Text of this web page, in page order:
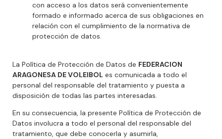
con acceso a los datos será convenientemente
formado e informado acerca de sus obligaciones en
relación con el cumplimiento de la normativa de
protección de datos.
La Política de Protección de Datos de FEDERACION
ARAGONESA DE VOLEIBOL es comunicada a todo el
personal del responsable del tratamiento y puesta a
disposición de todas las partes interesadas.
En su consecuencia, la presente Política de Protección de
Datos involucra a todo el personal del responsable del
tratamiento, que debe conocerla y asumirla,